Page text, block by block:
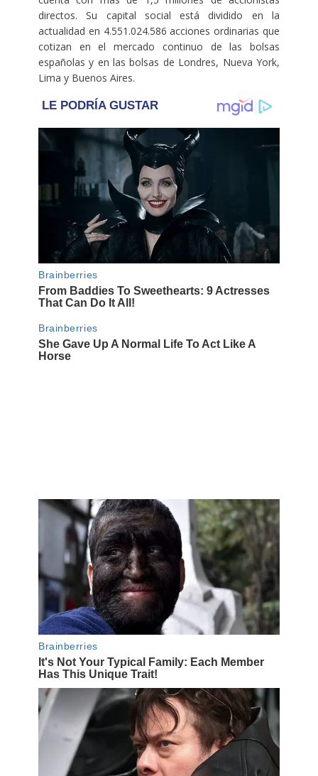
directos. Su capital social está dividido en la
actualidad en 4.551.024.586 acciones ordinarias que
cotizan en el mercado continuo de las bolsas
españolas y en las bolsas de Londres, Nueva York,
Lima y Buenos Aires.